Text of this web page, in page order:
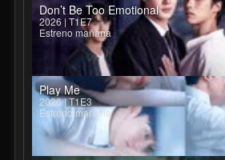
Don’t Be Too Emotional
2026 | T1E7
Estreno mañana
Play Me
2026 | T1E3
Estreno mañana